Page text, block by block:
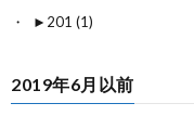
► 201 (1)
2019年6月以前